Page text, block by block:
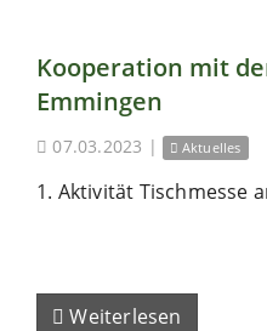
Kooperation mit
Emmingen
07.03.2023 | Aktuelles
1. Aktivität Tischmesse
Weiterlesen